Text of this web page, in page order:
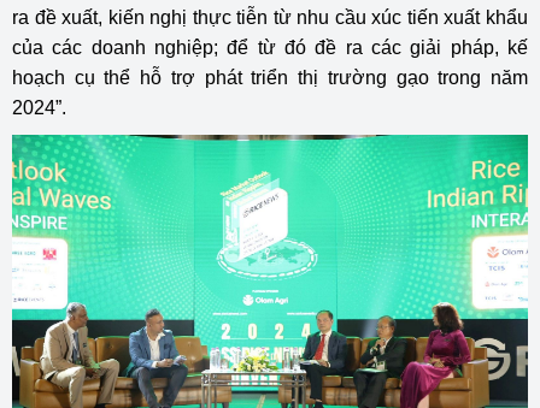
ra đề xuất, kiến nghị thực tiễn từ nhu cầu xúc tiến xuất khẩu
của các doanh nghiệp; để từ đó đề ra các giải pháp, kế
hoạch cụ thể hỗ trợ phát triển thị trường gạo trong năm
2024”.